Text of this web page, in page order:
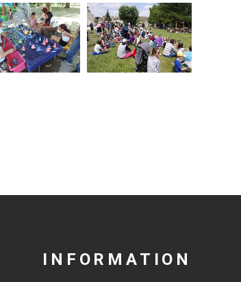
INFORMATION